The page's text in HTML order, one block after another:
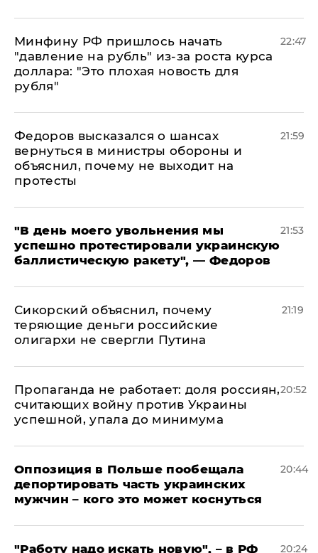
Минфину РФ пришлось начать
"давление на рубль" из-за роста курса
доллара: "Это плохая новость для
рубля"
22:47
Федоров высказался о шансах
вернуться в министры обороны и
объяснил, почему не выходит на
протесты
21:59
​"В день моего увольнения мы
успешно протестировали украинскую
баллистическую ракету", — Федоров
21:53
Сикорский объяснил, почему
теряющие деньги российские
олигархи не свергли Путина
21:19
​Пропаганда не работает: доля россиян,
считающих войну против Украины
успешной, упала до минимума
20:52
Оппозиция в Польше пообещала
депортировать часть украинских
мужчин – кого это может коснуться
20:44
"Работу надо искать новую", – в РФ 20:24